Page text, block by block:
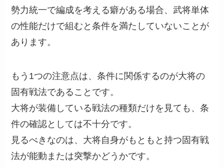
勢力統一で編成を考える癖がある場合、武将単体
の性能だけで組むと条件を満たしていないことが
あります。
もう1つの注意点は、条件に関係するのが大将の
固有戦法であることです。
大将が装備している戦法の種類だけを見ても、条
件の確認としては不十分です。
見るべきなのは、大将自身がもともと持つ固有戦
法が能動または突撃かどうかです。